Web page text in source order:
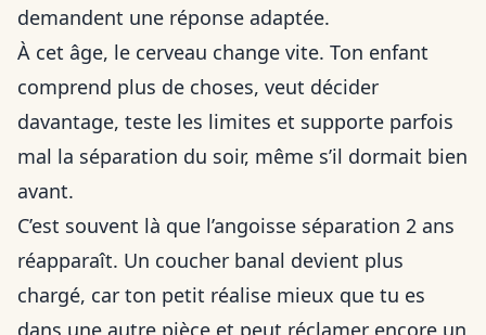
demandent une réponse adaptée.
À cet âge, le cerveau change vite. Ton enfant
comprend plus de choses, veut décider
davantage, teste les limites et supporte parfois
mal la séparation du soir, même s’il dormait bien
avant.
C’est souvent là que l’angoisse séparation 2 ans
réapparaît. Un coucher banal devient plus
chargé, car ton petit réalise mieux que tu es